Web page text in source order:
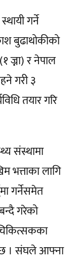
गर्ने
बुढाथोकीको
ज्ना) र नेपाल
गरी ३
तयार गरि
संस्थामा
भत्ताका लागि
गर्नेसमेत
गरेको
छ । संघले आफ्ना